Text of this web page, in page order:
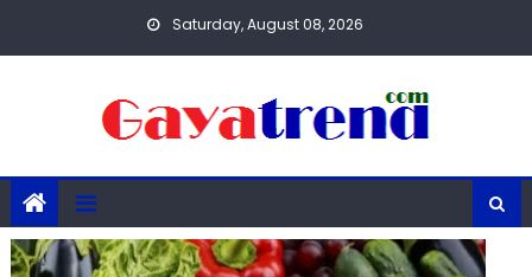
Saturday, August 08, 2026